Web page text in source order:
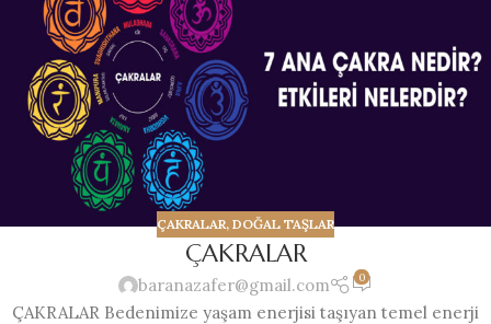
ÇAKRALAR, DOĞAL TAŞLAR
ÇAKRALAR
baranazafer@gmail.com 0
ÇAKRALAR Bedenimize yaşam enerjisi taşıyan temel enerji